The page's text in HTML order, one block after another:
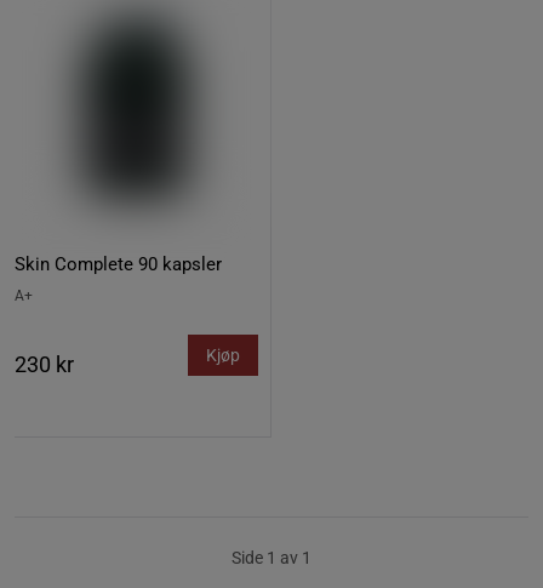
Skin Complete 90 kapsler
A+
230 kr Kjøp
Side 1 av 1